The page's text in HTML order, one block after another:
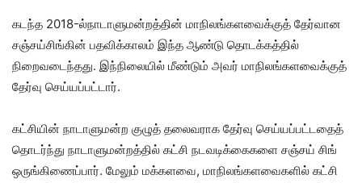
கடந்த 2018-ல்நாடாளுமன்றத்தின் மாநிலங்களவைக்குத் தேர்வான
சஞ்சய்சிங்கின் பதவிக்காலம் இந்த ஆண்டு தொடக்கத்தில்
நிறைவடைந்தது. இந்நிலையில் மீண்டும் அவர் மாநிலங்களவைக்குத்
தேர்வு செய்யப்பட்டார்.
கட்சியின் நாடாளுமன்ற குழுத் தலைவராக தேர்வு செய்யப்பட்டதைத்
தொடர்ந்து நாடாளுமன்றத்தில் கட்சி நடவடிக்கைகளை சஞ்சய் சிங்
ஒருங்கிணைப்பார். மேலும் மக்களவை, மாநிலங்களவைகளில் கட்சி